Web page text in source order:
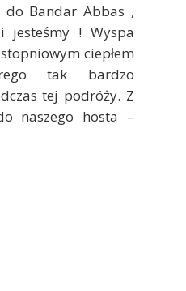
do Bandar Abbas ,
jesteśmy ! Wyspa
ciepłem
tak bardzo
tej podróży. Z
naszego hosta –